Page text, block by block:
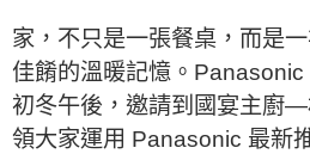
家，不只是一張餐桌，而是
佳餚的溫暖記憶。
初冬午後，邀請到國宴主廚
領大家運用 Panasonic 最新